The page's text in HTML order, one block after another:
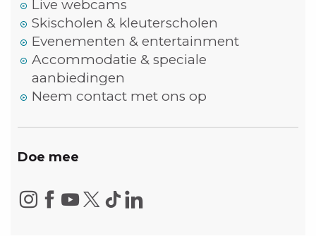
Live webcams
Skischolen & kleuterscholen
Evenementen & entertainment
Accommodatie & speciale
aanbiedingen
Neem contact met ons op
Doe mee